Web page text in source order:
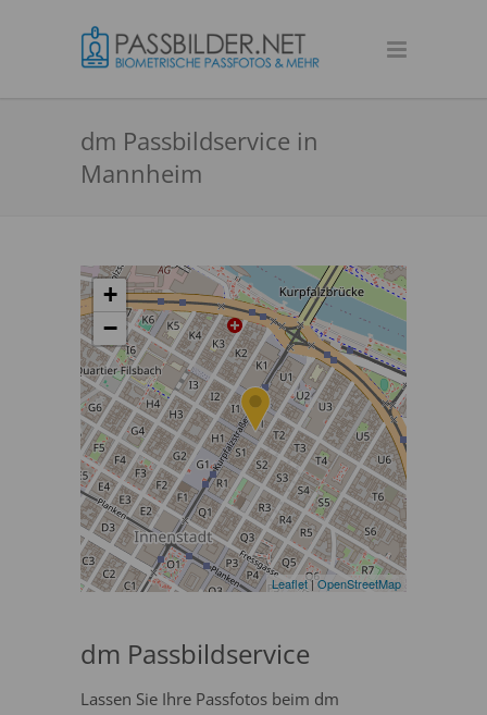
dm Passbildservice in
Mannheim
+
−
Leaflet|OpenStreetMap
dm Passbildservice
Lassen Sie Ihre Passfotos beim dm